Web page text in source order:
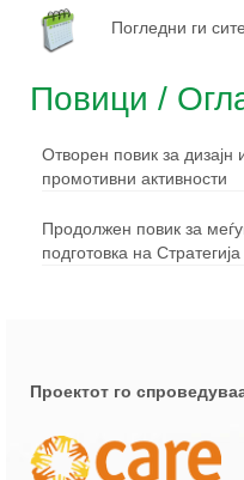
Погледни ги
Повици /
Отворен повик за
промотивни активности
Продолжен повик за
подготовка на
Проектот го